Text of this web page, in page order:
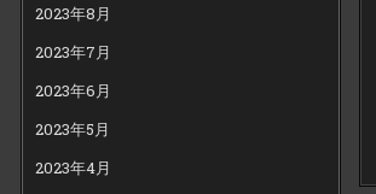
2023年8月
2023年7月
2023年6月
2023年5月
2023年4月